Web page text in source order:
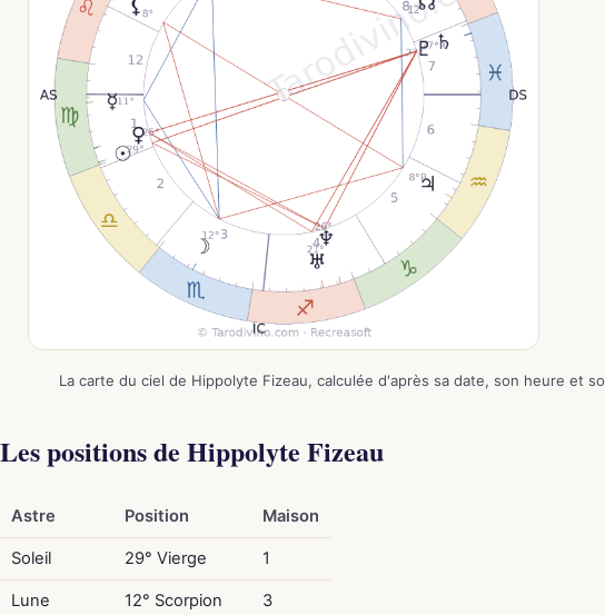
La carte du ciel de Hippolyte Fizeau, calculée d'après sa date, son heure et
Les positions de Hippolyte Fizeau
Astre Position Maison
Soleil 29° Vierge 1
Lune 12° Scorpion 3